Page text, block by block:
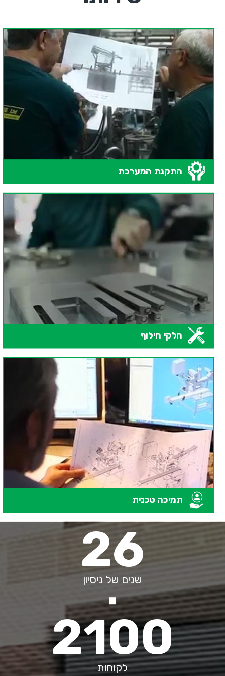
התקנת המערכת
חלקי חילוף
תמיכה טכנית
26
שנים של ניסיון
2100
לקוחות